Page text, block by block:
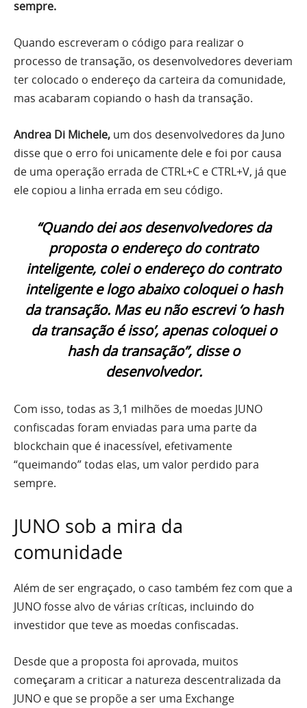
sempre.
Quando escreveram o código para realizar o
processo de transação, os desenvolvedores deveriam
ter colocado o endereço da carteira da comunidade,
mas acabaram copiando o hash da transação.
Andrea Di Michele, um dos desenvolvedores da Juno
disse que o erro foi unicamente dele e foi por causa
de uma operação errada de CTRL+C e CTRL+V, já que
ele copiou a linha errada em seu código.
“Quando dei aos desenvolvedores da
proposta o endereço do contrato
inteligente, colei o endereço do contrato
inteligente e logo abaixo coloquei o hash
da transação. Mas eu não escrevi ‘o hash
da transação é isso’, apenas coloquei o
hash da transação”, disse o
desenvolvedor.
Com isso, todas as 3,1 milhões de moedas JUNO
confiscadas foram enviadas para uma parte da
blockchain que é inacessível, efetivamente
“queimando” todas elas, um valor perdido para
sempre.
JUNO sob a mira da
comunidade
Além de ser engraçado, o caso também fez com que a
JUNO fosse alvo de várias críticas, incluindo do
investidor que teve as moedas confiscadas.
Desde que a proposta foi aprovada, muitos
começaram a criticar a natureza descentralizada da
JUNO e que se propõe a ser uma Exchange